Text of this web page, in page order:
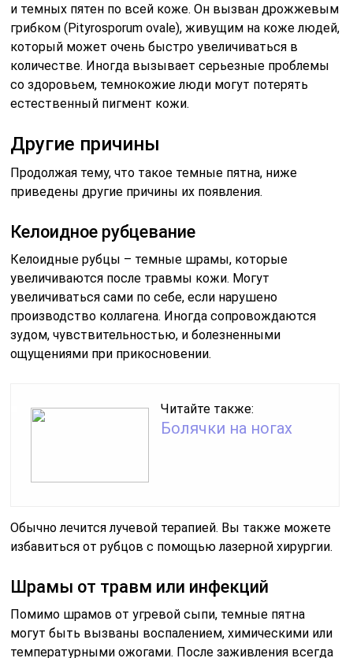
и темных пятен по всей коже. Он вызван дрожжевым
грибком (Pityrosporum ovale), живущим на коже людей,
который может очень быстро увеличиваться в
количестве. Иногда вызывает серьезные проблемы
со здоровьем, темнокожие люди могут потерять
естественный пигмент кожи.
Другие причины
Продолжая тему, что такое темные пятна, ниже
приведены другие причины их появления.
Келоидное рубцевание
Келоидные рубцы – темные шрамы, которые
увеличиваются после травмы кожи. Могут
увеличиваться сами по себе, если нарушено
производство коллагена. Иногда сопровождаются
зудом, чувствительностью, и болезненными
ощущениями при прикосновении.
Читайте также:
Болячки на ногах
Обычно лечится лучевой терапией. Вы также можете
избавиться от рубцов с помощью лазерной хирургии.
Шрамы от травм или инфекций
Помимо шрамов от угревой сыпи, темные пятна
могут быть вызваны воспалением, химическими или
температурными ожогами. После заживления всегда